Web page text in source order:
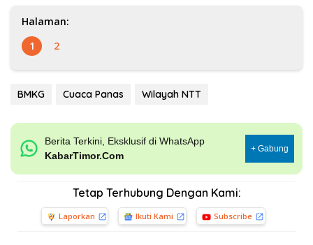
Halaman:
1
2
BMKG Cuaca Panas Wilayah NTT
Berita Terkini, Eksklusif di WhatsApp
KabarTimor.Com
+ Gabung
Tetap Terhubung Dengan Kami:
Laporkan Ikuti Kami Subscribe